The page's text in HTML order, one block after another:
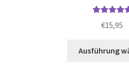
von 5
€15,95
Ausführung